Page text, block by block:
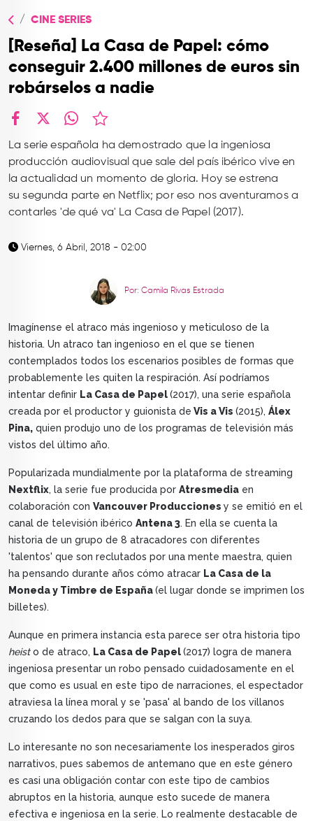
QUIÉNES SOMOS
CONTACTO
CINE SERIES
[Reseña] La Casa de Papel: cómo
conseguir 2.400 millones de euros sin
robárselos a nadie
La serie española ha demostrado que la ingeniosa
producción audiovisual que sale del país ibérico vive en
la actualidad un momento de gloria. Hoy se estrena
su segunda parte en Netflix; por eso nos aventuramos a
contarles 'de qué va' La Casa de Papel (2017).
Viernes, 6 Abril, 2018 - 02:00
Por: Camila Rivas Estrada
Imagínense el atraco más ingenioso y meticuloso de la
historia. Un atraco tan ingenioso en el que se tienen
contemplados todos los escenarios posibles de formas que
probablemente les quiten la respiración. Así podríamos
intentar definir La Casa de Papel(2017), una serie española
creada por el productor y guionista de Vis a Vis (2015), Álex
Pina, quien produjo uno de los programas de televisión más
vistos del último año.
Popularizada mundialmente por la plataforma de streaming
Nextflix, la serie fue producida por Atresmedia en
colaboración con Vancouver Producciones y se emitió en el
canal de televisión ibérico Antena 3. En ella se cuenta la
historia de un grupo de 8 atracadores con diferentes
'talentos' que son reclutados por una mente maestra, quien
ha pensando durante años cómo atracar La Casa de la
Moneda y Timbre de España(el lugar donde se imprimen los
billetes).
Aunque en primera instancia esta parece ser otra historia tipo
heisto de atraco, La Casa de Papel(2017) logra de manera
ingeniosa presentar un robo pensado cuidadosamente en el
que como es usual en este tipo de narraciones, el espectador
atraviesa la línea moral y se 'pasa' al bando de los villanos
cruzando los dedos para que se salgan con la suya.
Lo interesante no son necesariamente los inesperados giros
narrativos, pues sabemos de antemano que en este género
es casi una obligación contar con este tipo de cambios
abruptos en la historia, aunque esto sucede de manera
efectiva e ingeniosa en la serie. Lo realmente destacable de